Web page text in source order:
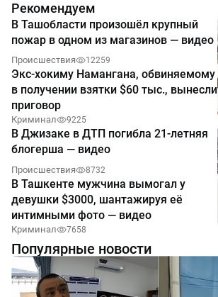
Рекомендуем
В Ташобласти произошёл крупный
пожар в одном из магазинов — видео
Происшествия 12259
Экс-хокиму Намангана, обвиняемому
в получении взятки $60 тыс., вынесли
приговор
Криминал 9225
В Джизаке в ДТП погибла 21-летняя
блогерша — видео
Происшествия 8732
В Ташкенте мужчина вымогал у
девушки $3000, шантажируя её
интимными фото — видео
Криминал 7658
Популярные новости